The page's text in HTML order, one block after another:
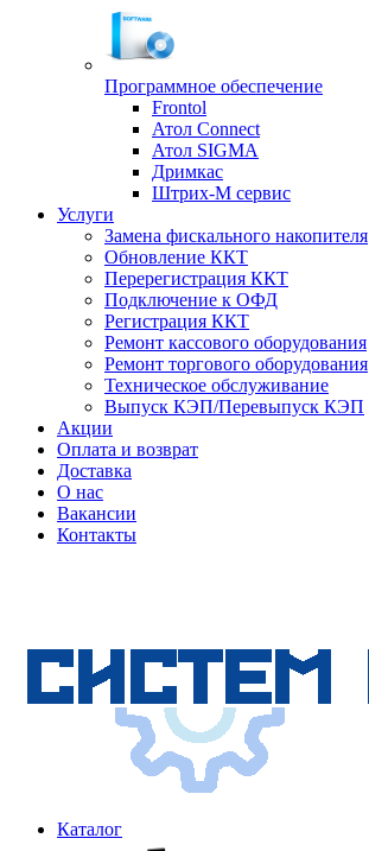
Программное обеспечение
Frontol
Атол Connect
Атол SIGMA
Дримкас
Штрих-М сервис
Услуги
Замена фискального накопителя
Обновление ККТ
Перерегистрация ККТ
Подключение к ОФД
Регистрация ККТ
Ремонт кассового оборудования
Ремонт торгового оборудования
Техническое обслуживание
Выпуск КЭП/Перевыпуск КЭП
Акции
Оплата и возврат
Доставка
О нас
Вакансии
Контакты
Каталог